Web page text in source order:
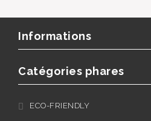
Informations
Catégories phares
ECO-FRIENDLY